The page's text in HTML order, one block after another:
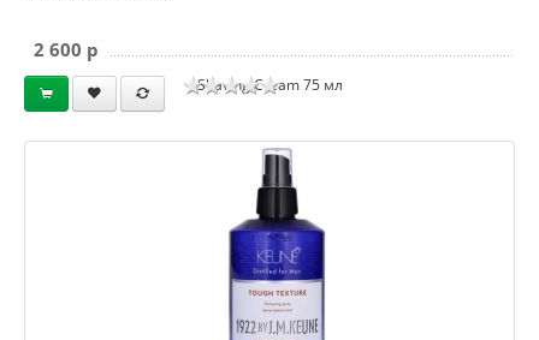
Shaving Cream 75 мл
2 600 p